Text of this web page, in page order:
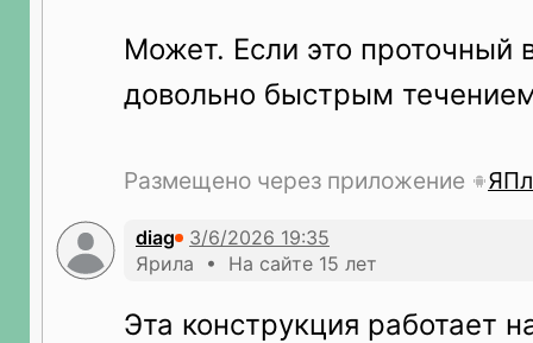
Может. Если это проточный
довольно быстрым
Размещено через приложение
diag
Ярила • На сайте 15 лет
Эта конструкция работает